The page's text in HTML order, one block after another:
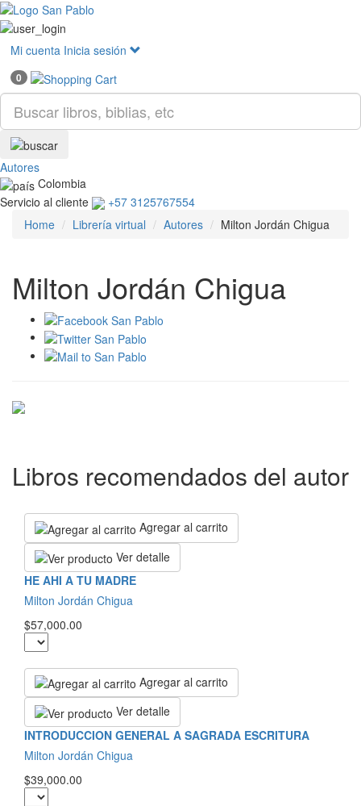
Mi cuenta Inicia sesión
0
Autores
Colombia
Servicio al cliente
+57 3125767554
Home
Librería virtual Autores Milton Jordán Chigua
Milton Jordán Chigua
Libros recomendados del autor
Agregar al carrito
Ver detalle
HE AHI A TU MADRE
Milton Jordán Chigua
$57,000.00
Agregar al carrito
Ver detalle
INTRODUCCION GENERAL A SAGRADA ESCRITURA
Milton Jordán Chigua
$39,000.00